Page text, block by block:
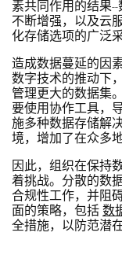
素共同作用的结果
不断增强，以及云
化存储选项的广泛采
造成数据蔓延的因
数字技术的推动下
管理更大的数据集
要使用协作工具，
施多种数据存储解
境，增加了在众多
因此，组织在保持
着挑战。分散的数
合规性工作，并阻
面的策略，包括 数
全措施，以防范潜